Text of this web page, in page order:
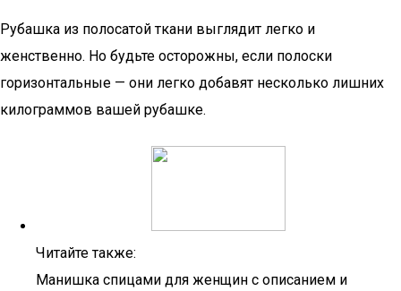
Рубашка из полосатой ткани выглядит легко и
женственно. Но будьте осторожны, если полоски
горизонтальные — они легко добавят несколько лишних
килограммов вашей рубашке.
Читайте также:
Манишка спицами для женщин с описанием и